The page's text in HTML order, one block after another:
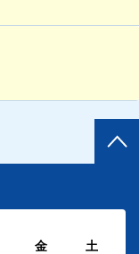
金
土